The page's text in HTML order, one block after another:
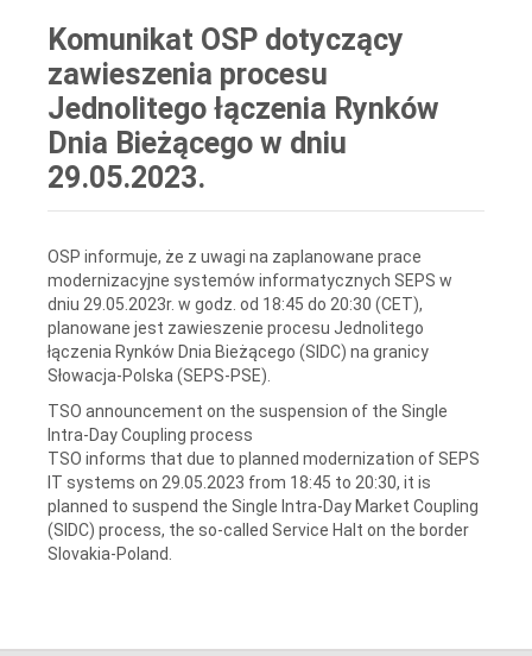
Komunikat OSP dotyczący
zawieszenia procesu
Jednolitego łączenia Rynków
Dnia Bieżącego w dniu
29.05.2023.
OSP informuje, że z uwagi na zaplanowane prace
modernizacyjne systemów informatycznych SEPS w
dniu 29.05.2023r. w godz. od 18:45 do 20:30 (CET),
planowane jest zawieszenie procesu Jednolitego
łączenia Rynków Dnia Bieżącego (SIDC) na granicy
Słowacja-Polska (SEPS-PSE).
TSO announcement on the suspension of the Single
Intra-Day Coupling process
TSO informs that due to planned modernization of SEPS
IT systems on 29.05.2023 from 18:45 to 20:30, it is
planned to suspend the Single Intra-Day Market Coupling
(SIDC) process, the so-called Service Halt on the border
Slovakia-Poland.